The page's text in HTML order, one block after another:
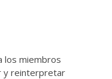
los miembros
y reinterpretar